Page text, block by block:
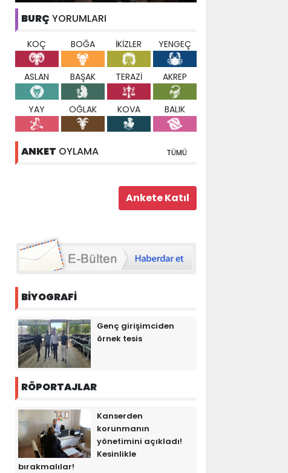
BURÇ YORUMLARI
KOÇ BOĞA İKİZLER YENGEÇ
ASLAN BAŞAK TERAZİ AKREP
YAY OĞLAK KOVA BALIK
ANKET OYLAMA TÜMÜ
BİYOGRAFİ
Genç girişimciden
örnek tesis
RÖPORTAJLAR
Kanserden
korunmanın
yönetimini açıkladı!
Kesinlikle
bırakmalılar!